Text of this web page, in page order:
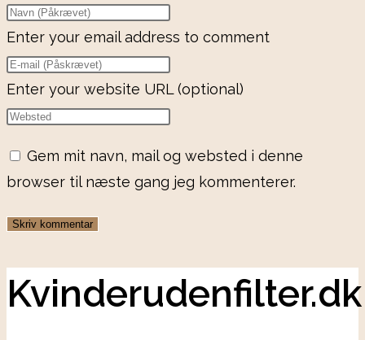
Enter your email address to comment
Enter your website URL (optional)
Gem mit navn, mail og websted i denne
browser til næste gang jeg kommenterer.
Kvinderudenfilter.dk